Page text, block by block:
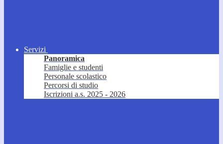
Servizi
Panoramica
Famiglie e studenti
Personale scolastico
Percorsi di studio
Iscrizioni a.s. 2025 - 2026